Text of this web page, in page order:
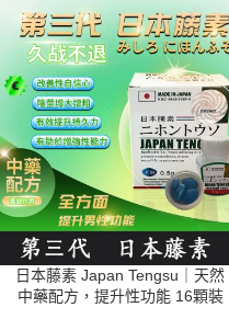
日本藤素 Japan Tengsu｜天然
中藥配方，提升性功能 16顆裝